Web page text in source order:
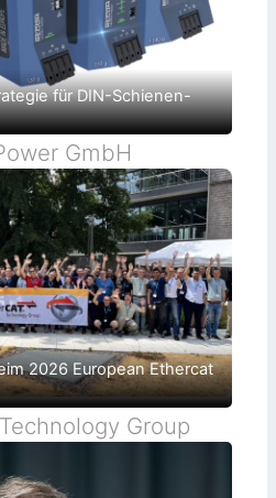
für DIN-Schienen-
GmbH
2026 European Ethercat
Group